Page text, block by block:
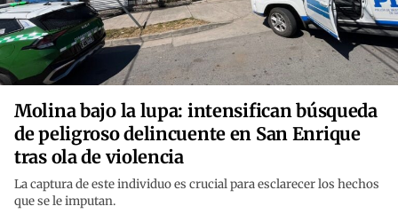
Molina bajo la lupa: intensifican búsqueda
de peligroso delincuente en San Enrique
tras ola de violencia
La captura de este individuo es crucial para esclarecer los hechos
que se le imputan.